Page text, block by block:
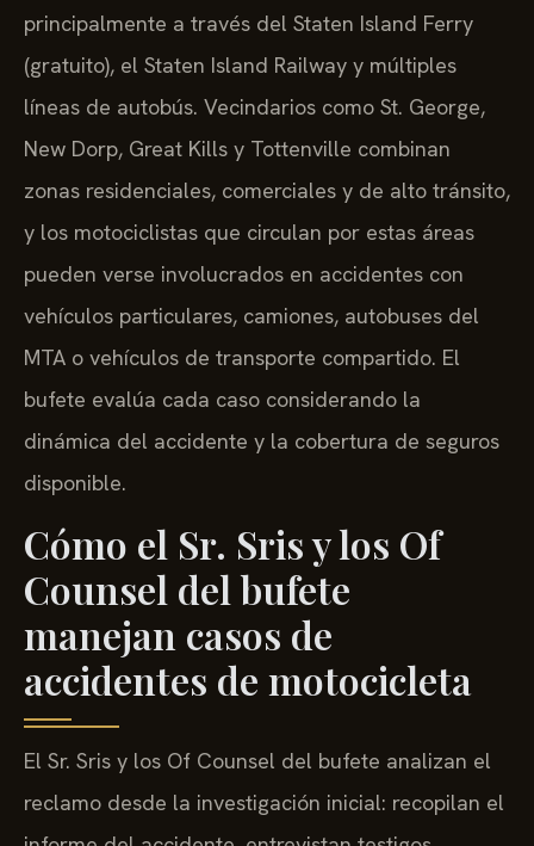
principalmente a través del Staten Island Ferry
(gratuito), el Staten Island Railway y múltiples
líneas de autobús. Vecindarios como St. George,
New Dorp, Great Kills y Tottenville combinan
zonas residenciales, comerciales y de alto tránsito,
y los motociclistas que circulan por estas áreas
pueden verse involucrados en accidentes con
vehículos particulares, camiones, autobuses del
MTA o vehículos de transporte compartido. El
bufete evalúa cada caso considerando la
dinámica del accidente y la cobertura de seguros
disponible.
Cómo el Sr. Sris y los Of
Counsel del bufete
manejan casos de
accidentes de motocicleta
El Sr. Sris y los Of Counsel del bufete analizan el
reclamo desde la investigación inicial: recopilan el